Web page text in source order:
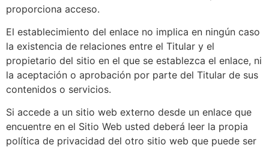
proporciona acceso.
El establecimiento del enlace no implica en ningún caso
la existencia de relaciones entre el Titular y el
propietario del sitio en el que se establezca el enlace, ni
la aceptación o aprobación por parte del Titular de sus
contenidos o servicios.
Si accede a un sitio web externo desde un enlace que
encuentre en el Sitio Web usted deberá leer la propia
política de privacidad del otro sitio web que puede ser